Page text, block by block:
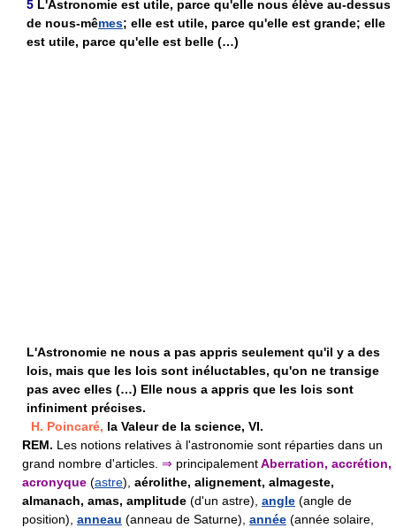
5 L'Astronomie est utile, parce qu'elle nous élève au-dessus
de nous-mêmes; elle est utile, parce qu'elle est grande; elle
est utile, parce qu'elle est belle (…)
L'Astronomie ne nous a pas appris seulement qu'il y a des
lois, mais que les lois sont inéluctables, qu'on ne transige
pas avec elles (…) Elle nous a appris que les lois sont
infiniment précises.
H. Poincaré, la Valeur de la science, VI.
REM. Les notions relatives à l'astronomie sont réparties dans un
grand nombre d'articles. ⇒ principalementAberration, accrétion,
acronyque (astre), aérolithe, alignement, almageste,
almanach, amas, amplitude (d'un astre), angle (angle de
position), anneau (anneau de Saturne), année (année solaire,